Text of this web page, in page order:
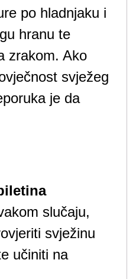
po hladnjaku i
hranu te
zrakom. Ako
svježeg
je da
slučaju,
svježinu
učiniti na